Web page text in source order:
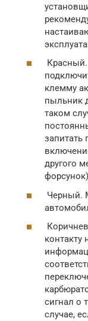
клемму
пыльник
таком
запитать
другого
Черный.
контакту
сигнал о
случае,